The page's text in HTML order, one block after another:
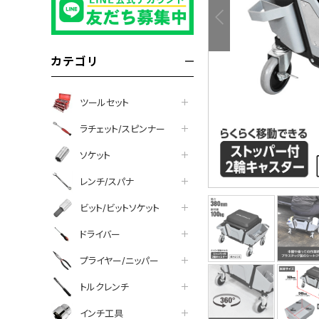
カテゴリ
ツールセット
ラチェット/スピンナー
ソケット
レンチ/スパナ
ビット/ビットソケット
ドライバー
プライヤー/ニッパー
トルクレンチ
インチ工具
facebook
line